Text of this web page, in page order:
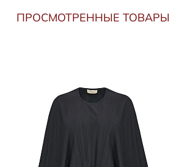
ПРОСМОТРЕННЫЕ ТОВАРЫ